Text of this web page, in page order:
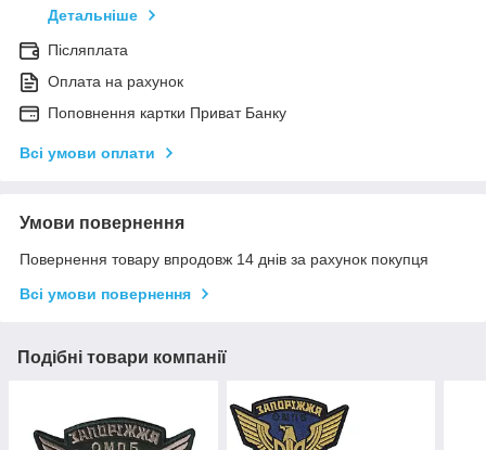
Детальніше
Післяплата
Оплата на рахунок
Поповнення картки Приват Банку
Всі умови оплати
Умови повернення
Повернення товару впродовж 14 днів за рахунок покупця
Всі умови повернення
Подібні товари компанії